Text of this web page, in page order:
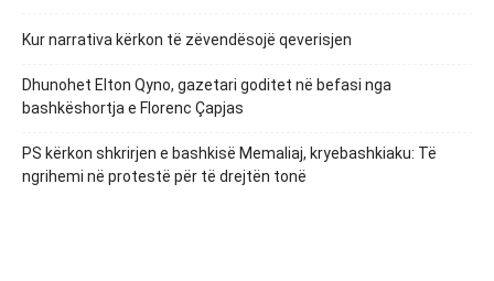
Kur narrativa kërkon të zëvendësojë qeverisjen
Dhunohet Elton Qyno, gazetari goditet në befasi nga
bashkëshortja e Florenc Çapjas
PS kërkon shkrirjen e bashkisë Memaliaj, kryebashkiaku: Të
ngrihemi në protestë për të drejtën tonë